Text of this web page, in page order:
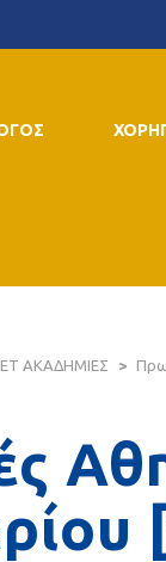
ΑΚΑΔΗΜΙΕΣ >